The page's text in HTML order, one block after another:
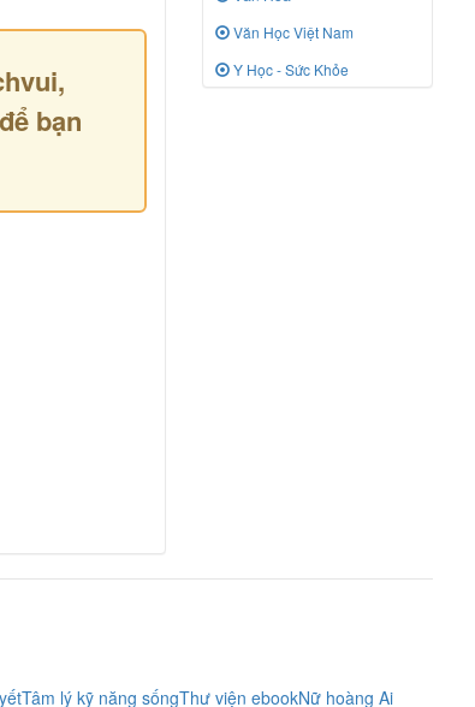
bạn
Văn Học Việt Nam
Y Học - Sức Khỏe
Tâm lý kỹ năng sốngThư viện ebookNữ hoàng Ai